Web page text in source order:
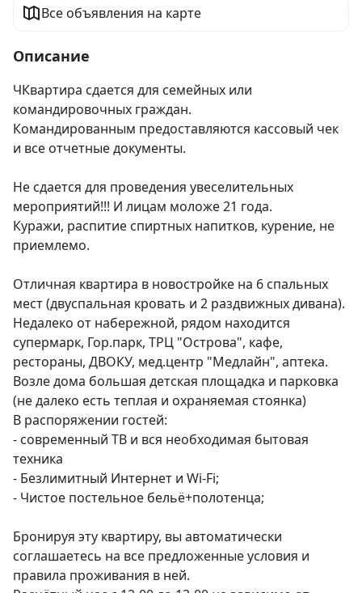
Все объявления на карте
Описание
ЧКвартира сдается для семейных или
командировочных граждан.
Командированным предоставляются кассовый чек
и все отчетные документы.
Не сдается для проведения увеселительных
мероприятий!!! И лицам моложе 21 года.
Куражи, распитие спиртных напитков, курение, не
приемлемо.
Отличная квартира в новостройке на 6 спальных
мест (двуспальная кровать и 2 раздвижных дивана).
Недалеко от набережной, рядом находится
супермарк, Гор.парк, ТРЦ "Острова", кафе,
рестораны, ДВОКУ, мед.центр "Медлайн", аптека.
Возле дома большая детская площадка и парковка
(не далеко есть теплая и охраняемая стоянка)
В распоряжении гостей:
- современный ТВ и вся необходимая бытовая
техника
- Безлимитный Интернет и Wi-Fi;
- Чистое постельное бельё+полотенца;
Бронируя эту квартиру, вы автоматически
соглашаетесь на все предложенные условия и
правила проживания в ней.